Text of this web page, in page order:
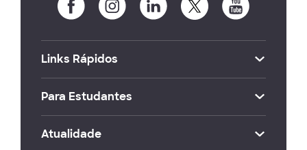
Links Rápidos
Para Estudantes
Atualidade